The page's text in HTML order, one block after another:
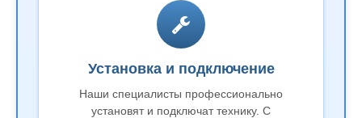
Установка и подключение
Наши специалисты профессионально
установят и подключат технику. С